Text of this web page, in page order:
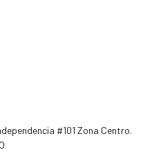
#101 Zona Centro.